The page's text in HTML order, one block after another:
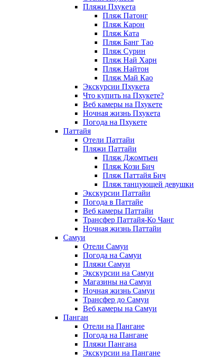
Пляжи Пхукета
Пляж Патонг
Пляж Карон
Пляж Ката
Пляж Банг Тао
Пляж Сурин
Пляж Най Харн
Пляж Найтон
Пляж Май Као
Экскурсии Пхукета
Что купить на Пхукете?
Веб камеры на Пхукете
Ночная жизнь Пхукета
Погода на Пхукете
Паттайя
Отели Паттайи
Пляжи Паттайи
Пляж Джомтьен
Пляж Кози Бич
Пляж Паттайя Бич
Пляж танцующей девушки
Экскурсии Паттайи
Погода в Паттайе
Веб камеры Паттайи
Трансфер Паттайя-Ко Чанг
Ночная жизнь Паттайи
Самуи
Отели Самуи
Погода на Самуи
Пляжи Самуи
Экскурсии на Самуи
Магазины на Самуи
Ночная жизнь Самуи
Трансфер до Самуи
Веб камеры на Самуи
Панган
Отели на Пангане
Погода на Пангане
Пляжи Пангана
Экскурсии на Пангане